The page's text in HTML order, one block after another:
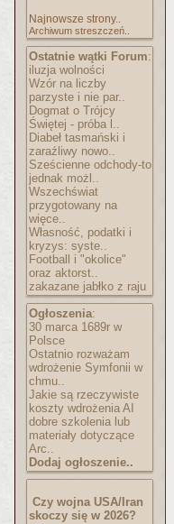
Najnowsze strony..
Archiwum streszczeń..
Ostatnie wątki Forum:
iluzja wolności
Wzór na liczby
parzyste i nie par..
Dogmat o Trójcy
Świętej - próba l..
Diabeł tasmański i
zaraźliwy nowo..
Sześcienne odchody-to
jednak możl..
Wszechświat
przygotowany na
więce..
Własność, podatki i
kryzys: syste..
Football i "okolice"
oraz aktorst..
zakazane jabłko z raju
Ogłoszenia:
30 marca 1689r w
Polsce
Ostatnio rozważam
wdrożenie Symfonii w
chmu..
Jakie są rzeczywiste
koszty wdrożenia AI
dobre szkolenia lub
materiały dotyczące
Arc..
Dodaj ogłoszenie..
Czy wojna USA/Iran
skoczy się w 2026?